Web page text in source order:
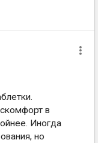
в
Иногда
но